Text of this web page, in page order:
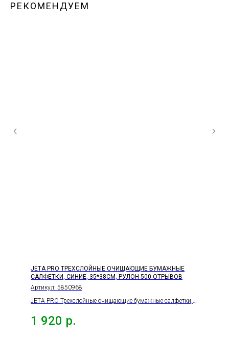
РЕКОМЕНДУЕМ
JETA PRO ТРЕХСЛОЙНЫЕ ОЧИЩАЮЩИЕ БУМАЖНЫЕ
САЛФЕТКИ, СИНИЕ, 35*38СМ, РУЛОН 500 ОТРЫВОВ
Артикул: 5850968
JETA PRO Трехслойные очищающие бумажные салфетки,
1 920 р.